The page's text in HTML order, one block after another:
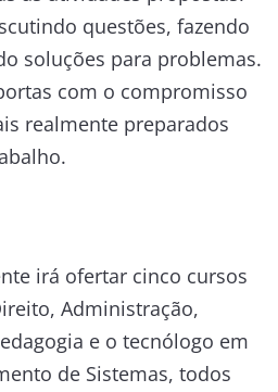
questões, fazendo
soluções para problemas.
com o compromisso
realmente preparados
irá ofertar cinco cursos
Administração,
e o tecnólogo em
de Sistemas, todos